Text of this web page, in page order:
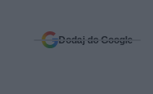
Dodaj do Google